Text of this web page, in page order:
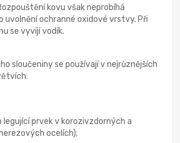
kovu však neprobíhá
uvolnění ochranné oxidové vrstvy. Při
se vyvíjí vodík.
sloučeniny se používají v nejrůznějších
legující prvek v korozivzdorných a
ocelích);